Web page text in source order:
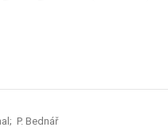
P. Bednář